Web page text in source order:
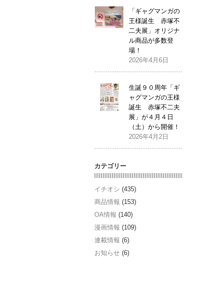
「ギャグマンガの
王様誕生 赤塚不
二夫展」オリジナ
ル商品が多数登
場！
2026年4月6日
生誕９０周年「ギ
ャグマンガの王様
誕生 赤塚不二夫
展」が４月４日
（土）から開催！
2026年4月2日
カテゴリー
イチオシ (435)
商品情報 (153)
OA情報 (140)
漫画情報 (109)
連載情報 (6)
お知らせ (6)